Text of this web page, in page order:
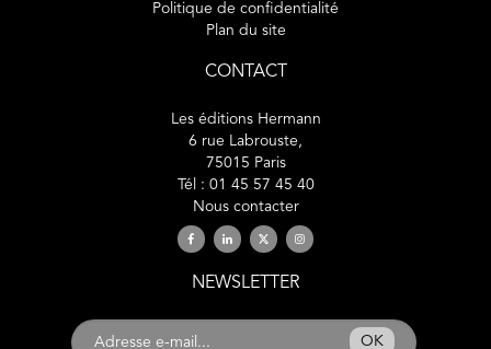
Politique de confidentialité
Plan du site
CONTACT
Les éditions Hermann
6 rue Labrouste,
75015 Paris
Tél : 01 45 57 45 40
Nous contacter
NEWSLETTER
OK